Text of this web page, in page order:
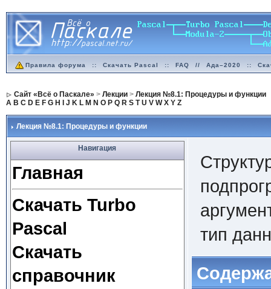
Правила форума :: Скачать Pascal :: FAQ // Ада–2020 ::
Сайт «Всё о Паскале» > Лекции> Лекция №8.1: Процедуры и функции
A B C D E F G H J K L M N O P Q R S T U V W X Y Z
Лекция №8.1: Процедуры и функции
Навигация
Главная
Скачать Turbo
Pascal
Скачать
справочник
тип